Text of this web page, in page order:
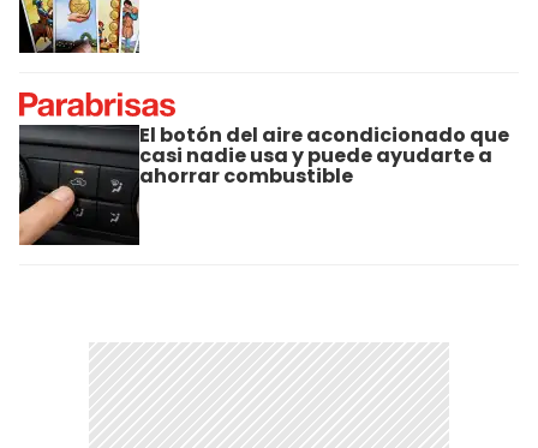
El botón del aire acondicionado que
casi nadie usa y puede ayudarte a
ahorrar combustible